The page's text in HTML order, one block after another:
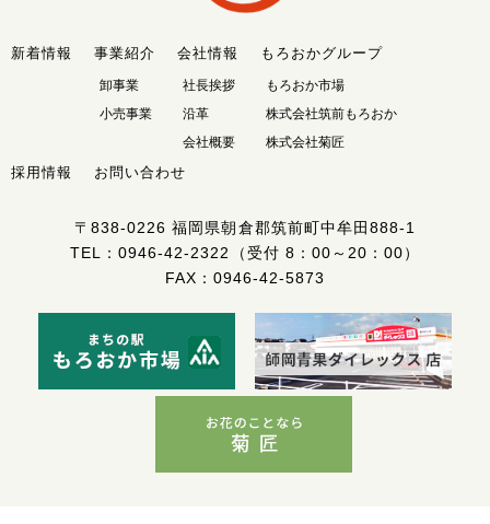
新着情報 事業紹介
卸事業
小売事業
会社情報
社長挨拶
沿革
会社概要
もろおかグループ
もろおか市場
株式会社筑前もろおか
株式会社菊匠
採用情報 お問い合わせ
〒838-0226福岡県朝倉郡筑前町中牟田888-1
TEL： 0946-42-2322
（受付 8：00～20：00）
FAX：0946-42-5873